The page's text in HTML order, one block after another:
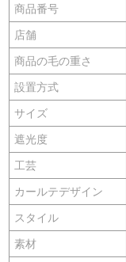
商品番号
店舗
商品の毛の重さ
設置方式
サイズ
遮光度
工芸
カールテデザイン
スタイル
素材